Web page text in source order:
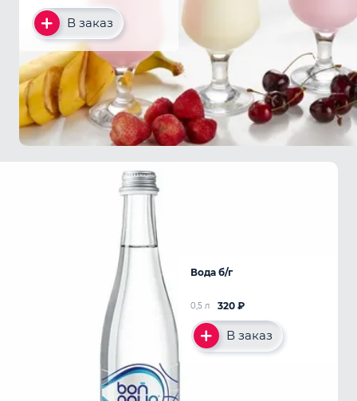
В заказ
Вода б/г
320 ₽
0,5 л
В заказ